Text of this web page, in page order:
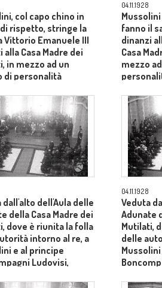
col capo chino in
rispetto, stringe la
Vittorio Emanuele III
alla Casa Madre dei
in mezzo ad un
di personalità
04.11.1928
fanno il
dinanzi
Casa
mezzo
di
dall'alto dell'Aula delle
della Casa Madre dei
dove è riunita la folla
intorno al re, a
e al principe
Ludovisi,
04.11.1928
Veduta
Adunate
Mutilati,
delle